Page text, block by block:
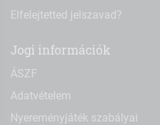
Elfelejtetted jelszavad?
Jogi információk
ÁSZF
Adatvételem
Nyereményjáték szabályai